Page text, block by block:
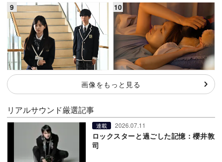
画像をもっと見る
リアルサウンド厳選記事
連載 2026.07.11
ロックスターと過ごした記憶：櫻井敦
司